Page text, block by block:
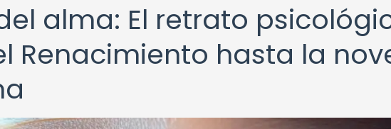
alma: El retrato
Renacimiento hasta la